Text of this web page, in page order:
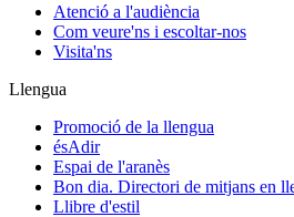
Atenció a l'audiència
Com veure'ns i escoltar-nos
Visita'ns
Llengua
Promoció de la llengua
ésAdir
Espai de l'aranès
Bon dia. Directori de mitjans en
Llibre d'estil